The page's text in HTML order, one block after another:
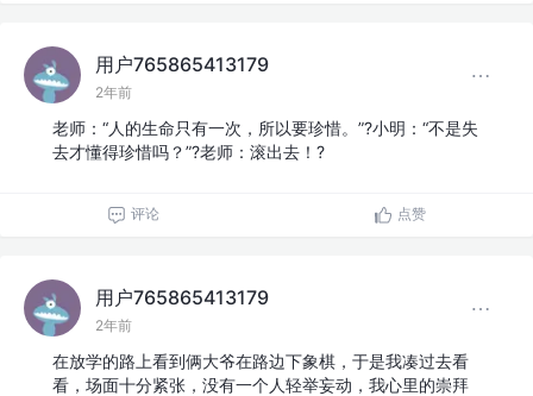
用户765865413179
2年前
老师：“人的生命只有一次，所以要珍惜。”?小明：“不是失
去才懂得珍惜吗？”?老师：滚出去！?
评论 点赞
用户765865413179
2年前
在放学的路上看到俩大爷在路边下象棋，于是我凑过去看
看，场面十分紧张，没有一个人轻举妄动，我心里的崇拜